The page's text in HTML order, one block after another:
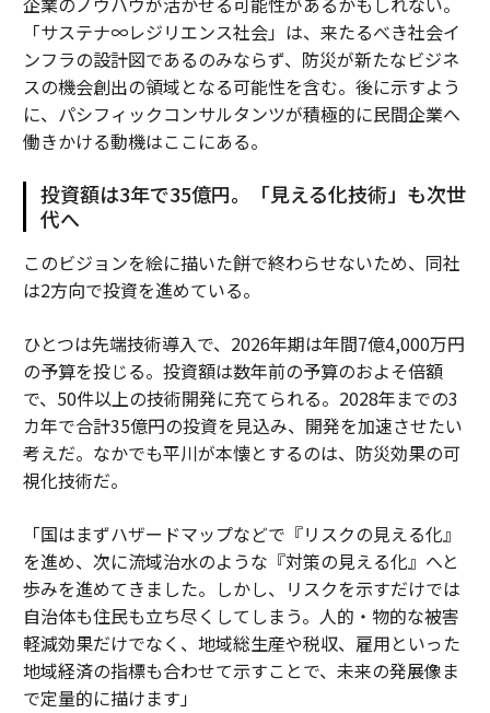
「サステナ∞レジリエンス社会」は、来たるべき社会イ
ンフラの設計図であるのみならず、防災が新たなビジネ
スの機会創出の領域となる可能性を含む。後に示すよう
に、パシフィックコンサルタンツが積極的に民間企業へ
働きかける動機はここにある。
投資額は3年で35億円。「見える化技術」も次世
代へ
このビジョンを絵に描いた餅で終わらせないため、同社
は2方向で投資を進めている。
ひとつは先端技術導入で、2026年期は年間7億4,000万円
の予算を投じる。投資額は数年前の予算のおよそ倍額
で、50件以上の技術開発に充てられる。2028年までの3
カ年で合計35億円の投資を見込み、開発を加速させたい
考えだ。なかでも平川が本懐とするのは、防災効果の可
視化技術だ。
「国はまずハザードマップなどで『リスクの見える化』
を進め、次に流域治水のような『対策の見える化』へと
歩みを進めてきました。しかし、リスクを示すだけでは
自治体も住民も立ち尽くしてしまう。人的・物的な被害
軽減効果だけでなく、地域総生産や税収、雇用といった
地域経済の指標も合わせて示すことで、未来の発展像ま
で定量的に描けます」